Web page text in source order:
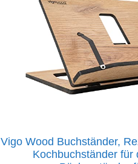
Vigo Wood Buchständer,
Kochbuchständer für